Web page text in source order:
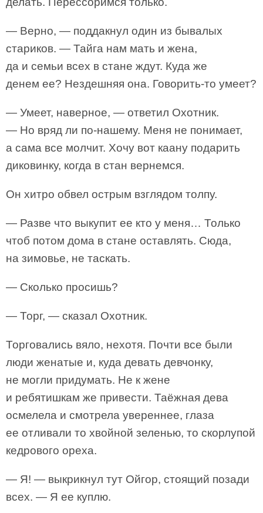
— Верно, — поддакнул один из бывалых
стариков. — Тайга нам мать и жена,
да и семьи всех в стане ждут. Куда же
денем ее? Нездешняя она. Говорить-то умеет?
— Умеет, наверное, — ответил Охотник.
— Но вряд ли по-нашему. Меня не понимает,
а сама все молчит. Хочу вот каану подарить
диковинку, когда в стан вернемся.
Он хитро обвел острым взглядом толпу.
— Разве что выкупит ее кто у меня… Только
чтоб потом дома в стане оставлять. Сюда,
на зимовье, не таскать.
— Сколько просишь?
— Торг, — сказал Охотник.
Торговались вяло, нехотя. Почти все были
люди женатые и, куда девать девчонку,
не могли придумать. Не к жене
и ребятишкам же привести. Таёжная дева
осмелела и смотрела увереннее, глаза
ее отливали то хвойной зеленью, то скорлупой
кедрового ореха.
— Я! — выкрикнул тут Ойгор, стоящий позади
всех. — Я ее куплю.